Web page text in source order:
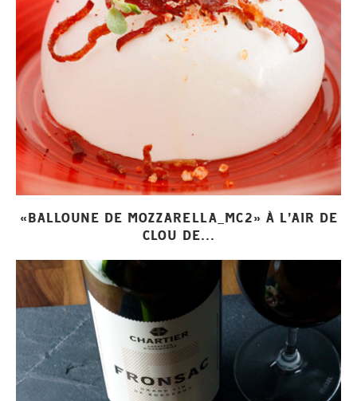
«BALLOUNE DE MOZZARELLA_MC2» À L’AIR DE
CLOU DE...